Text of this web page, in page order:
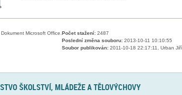
Dokument Microsoft Office. Počet stažení: 2487
Poslední změna souboru: 2013-10-11 10:10:55
Soubor publikován: 2011-10-18 22:17:11, Urban Jiří
ŠKOLSTVÍ, MLÁDEŽE A TĚLOVÝCHOVY